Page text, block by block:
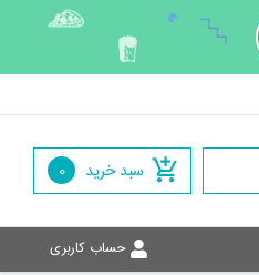
سبد خرید 0
حساب کاربری